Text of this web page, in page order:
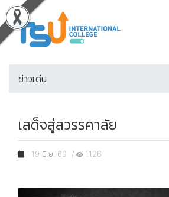
ข่าวเด่น
เสด็จสู่สวรรคาลัย
19 มิ.ย. 69 / 1126